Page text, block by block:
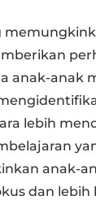
anak-anak
lebih
anak-
dan lebih